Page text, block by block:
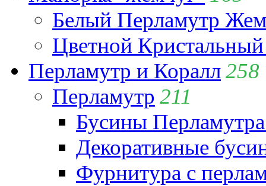
Белый Перламутр
Цветной
Перламутр и Коралл258
Перламутр 211
Бусины
Декоративные
Фурнитура с